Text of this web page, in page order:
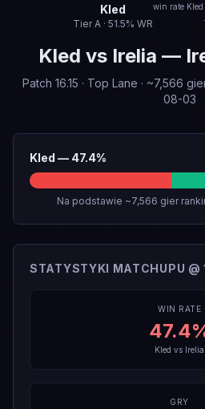
Kled
TierA· 51.5% WR
win rate Kled
Kled vs Irelia —
Patch 16.15 · Top Lane · ~7,566
08-03
Kled — 47.4%
Na podstawie ~7,566 gier
STATYSTYKI MATCHUPU @
WIN RATE
47.4
Kled vs Irelia
GRY